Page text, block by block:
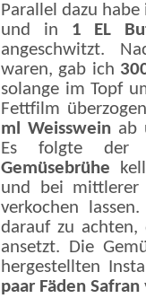
Parallel dazu habe
und in 1 EL
angeschwitzt.
waren, gab ich
solange im Topf
Fettfilm
ml Weissweinab
Es folgte der
Gemüsebrühe
und bei mittlerer
verkochen
darauf zu achten,
ansetzt. Die
hergestellten
paar Fäden Safran